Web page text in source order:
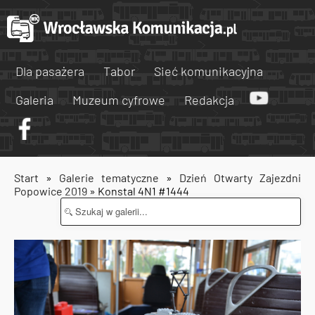
Dla pasażera Tabor
Sieć komunikacyjna
Galeria
Muzeum cyfrowe Redakcja
Start » Galerie tematyczne » Dzień Otwarty Zajezdni
Popowice 2019 » Konstal 4N1 #1444